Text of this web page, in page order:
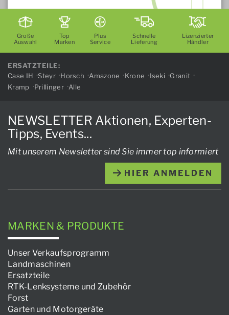
Große
Auswahl
Top
Marken
Plus
Service
Schnelle
Lieferung
Lizenzierter
Händler
ERSATZTEILE:
Case IH
Steyr Horsch Amazone Krone Iseki
Granit
Kramp
Prillinger Alle
NEWSLETTER Aktionen, Experten-
Tipps, Events...
Mit unserem Newsletter sind Sie immer top informiert
HIER ANMELDEN
MARKEN & PRODUKTE
Unser Verkaufsprogramm
Landmaschinen
Ersatzteile
RTK-Lenksysteme und Zubehör
Forst
Garten und Motorgeräte